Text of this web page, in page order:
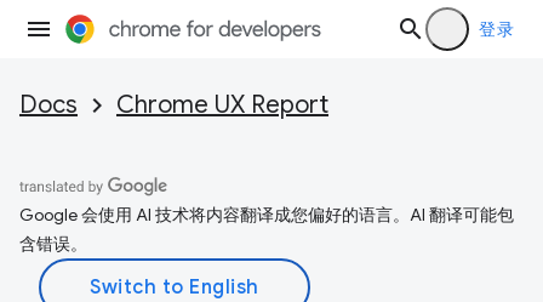
登录
Docs Chrome UX Report
Google 会使用 AI 技术将内容翻译成您偏好的语言。AI 翻译可能包
含错误。